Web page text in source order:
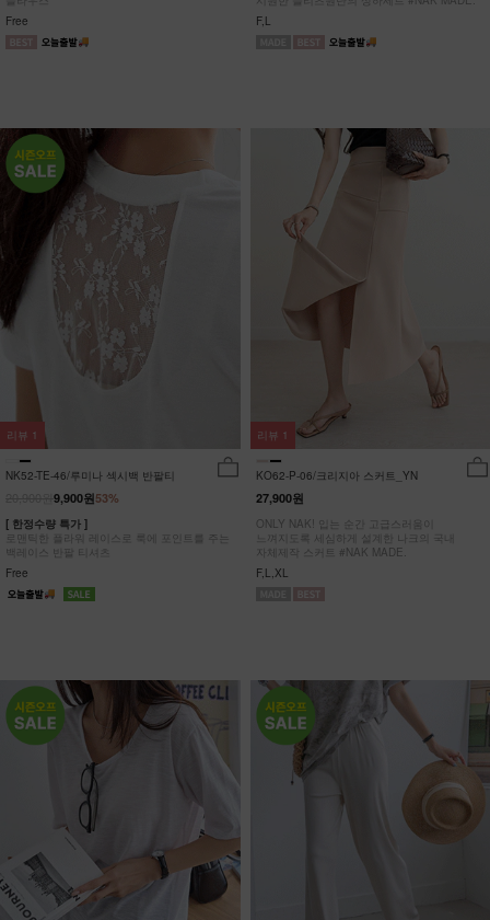
Free
F,L
NK52-TE-46/루미나 섹시백 반팔티
53%
9,900원
[ 한정수량 특가 ]
로맨틱한 플라워 레이스로 룩에 포인트를 주는
백레이스 반팔 티셔츠
Free
리뷰 1
KO62-P-06/크리지아 스커트_YN
27,900원
ONLY NAK! 입는 순간 고급스러움이
느껴지도록 세심하게 설계한 나크의 국내
자체제작 스커트 #NAK MADE.
F,L,XL
리뷰 1